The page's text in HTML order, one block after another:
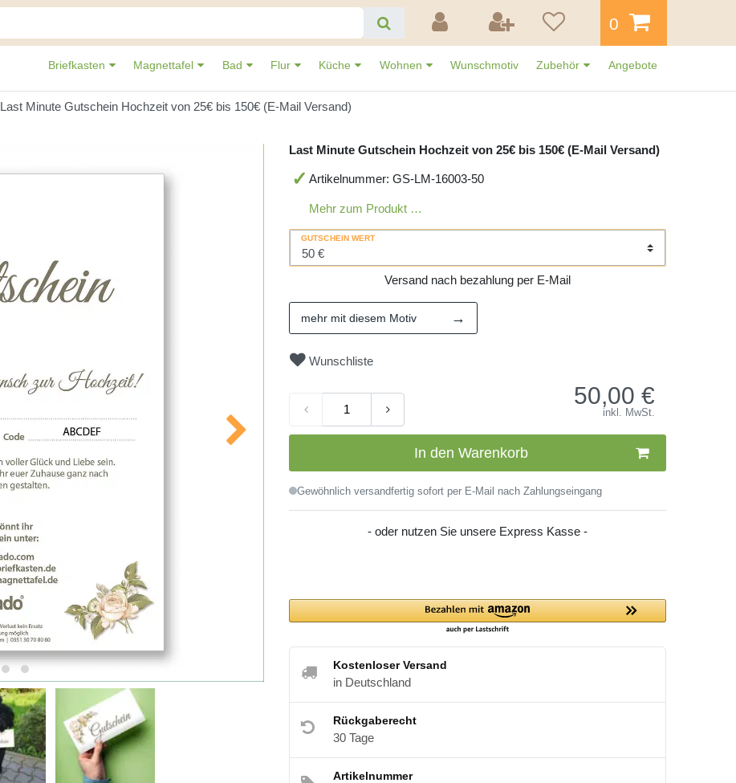
0
Briefkasten Magnettafel Bad Flur Küche Wohnen Wunschmotiv Zubehör Angebote
Last Minute Gutschein Hochzeit von 25€ bis 150€ (E-Mail Versand)
Last Minute Gutschein Hochzeit von 25€ bis 150€ (E-Mail Versand)
Artikelnummer: GS-LM-16003-50
Mehr zum Produkt …
GUTSCHEIN WERT
Versand nach bezahlung per E-Mail
mehr mit diesem Motiv →
Wunschliste
50,00 €
inkl. MwSt.
In den Warenkorb
Gewöhnlich versandfertig sofort per E-Mail nach Zahlungseingang
- oder nutzen Sie unsere Express Kasse -
Kostenloser Versand
in Deutschland
Rückgaberecht
30 Tage
Artikelnummer